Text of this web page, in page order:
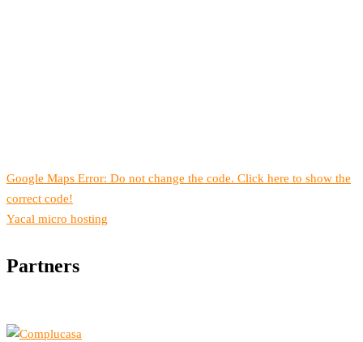
Google Maps Error: Do not change the code. Click here to show the
correct code!
Yacal micro hosting
Partners